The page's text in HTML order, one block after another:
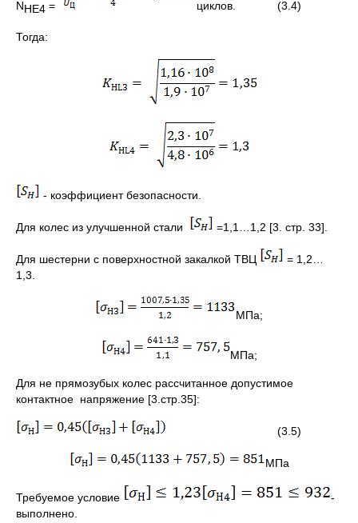
NНЕ4 = циклов. (3.4)
Тогда:
- коэффициент безопасности.
Для колес из улучшенной стали =1,1…1,2 [3. стр. 33].
Для шестерни с поверхностной закалкой ТВЦ
= 1,2…
1,3.
МПа;
МПа;
Для не прямозубых колес рассчитанное допустимое
контактное напряжение [3.стр.35]:
(3.5)
МПа
Требуемое условие
-
выполнено.